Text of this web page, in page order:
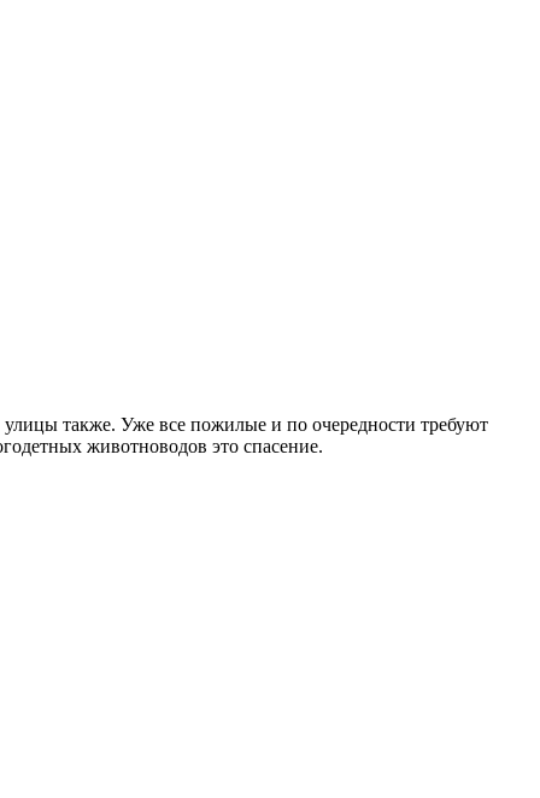
также. Уже все пожилые и по очередности требуют
животноводов это спасение.